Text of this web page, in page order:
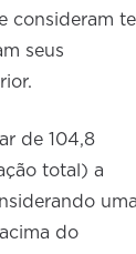
consideram
seus
de 104,8
total) a
uma
do